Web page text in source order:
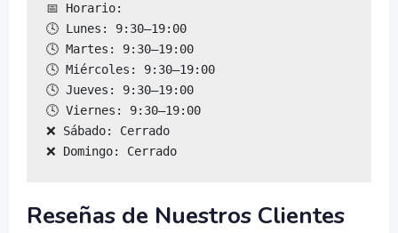
📅 Horario:
🕓 Lunes: 9:30–19:00
🕓 Martes: 9:30–19:00
🕓 Miércoles: 9:30–19:00
🕓 Jueves: 9:30–19:00
🕓 Viernes: 9:30–19:00
❌ Sábado: Cerrado
❌ Domingo: Cerrado
Reseñas de Nuestros Clientes